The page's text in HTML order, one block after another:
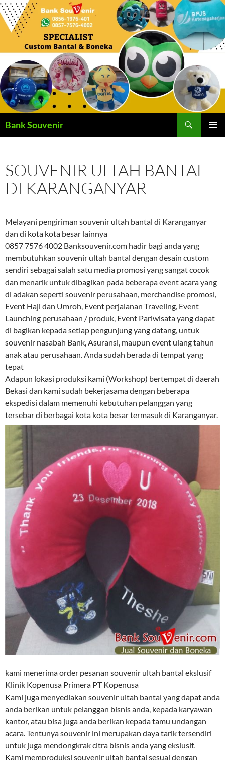
Langsung
ke
Bank Souvenir
SOUVENIR ULTAH BANTAL
DI KARANGANYAR
Melayani pengiriman souvenir ultah bantal di Karanganyar
dan di kota kota besar lainnya
0857 7576 4002 Banksouvenir.com hadir bagi anda yang
membutuhkan souvenir ultah bantal dengan desain custom
sendiri sebagai salah satu media promosi yang sangat cocok
dan menarik untuk dibagikan pada beberapa event acara yang
di adakan seperti souvenir perusahaan, merchandise promosi,
Event Haji dan Umroh, Event perjalanan Traveling, Event
Launching perusahaan / produk, Event Pariwisata yang dapat
di bagikan kepada setiap pengunjung yang datang, untuk
souvenir nasabah Bank, Asuransi, maupun event ulang tahun
anak atau perusahaan. Anda sudah berada di tempat yang
tepat
Adapun lokasi produksi kami (Workshop) bertempat di daerah
Bekasi dan kami sudah bekerjasama dengan beberapa
ekspedisi dalam memenuhi kebutuhan pelanggan yang
tersebar di berbagai kota kota besar termasuk di Karanganyar.
kami menerima order pesanan souvenir ultah bantal ekslusif
Klinik Kopenusa Primera PT Kopenusa
Kami juga menyediakan souvenir ultah bantal yang dapat anda
anda berikan untuk pelanggan bisnis anda, kepada karyawan
kantor, atau bisa juga anda berikan kepada tamu undangan
acara. Tentunya souvenir ini merupakan daya tarik tersendiri
untuk juga mendongkrak citra bisnis anda yang ekslusif.
Kami memproduksi souvenir ultah bantal sesuai dengan